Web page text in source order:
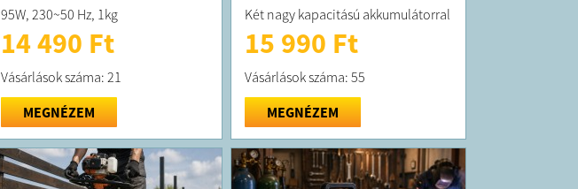
95W, 230~50 Hz, 1kg
14 490 Ft
Vásárlások száma: 21
MEGNÉZEM
Két nagy kapacitású akkumulátorral
15 990 Ft
Vásárlások száma: 55
MEGNÉZEM